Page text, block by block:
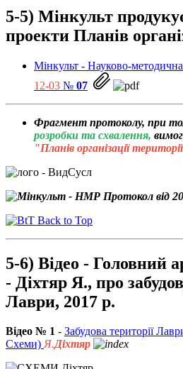
5-5) Мінкульт
проекти Планів
Мінкульт - Науково-
12-03 № 07
Фрагмент протоколу, при
розробки та схвалення,
"Планів організації
Back to Top
5-6) Відео - Головний
- Діхтяр Я., про
Лаври, 2017 р.
Відео № 1 - Забудова території
Схеми)Я.Діхтяр